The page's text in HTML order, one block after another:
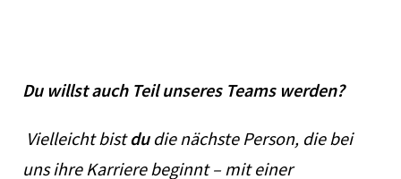
Du willst auch Teil unseres Teams werden?
Vielleicht bistdudie nächste Person, die bei
uns ihre Karriere beginnt – mit einer